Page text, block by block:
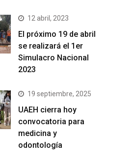
12 abril, 2023
El próximo 19 de abril
se realizará el 1er
Simulacro Nacional
2023
19 septiembre, 2025
UAEH cierra hoy
convocatoria para
medicina y
odontología